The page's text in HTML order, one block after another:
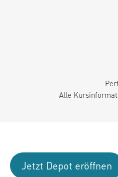
Alle
Jetzt Depot eröffnen